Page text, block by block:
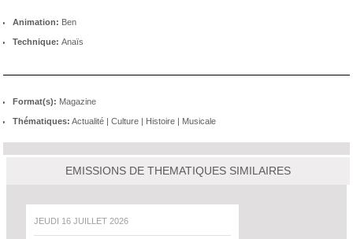
Animation: Ben
Technique: Anaïs
Format(s): Magazine
Thématiques: Actualité | Culture | Histoire | Musicale
EMISSIONS DE THEMATIQUES SIMILAIRES
JEUDI 16 JUILLET 2026